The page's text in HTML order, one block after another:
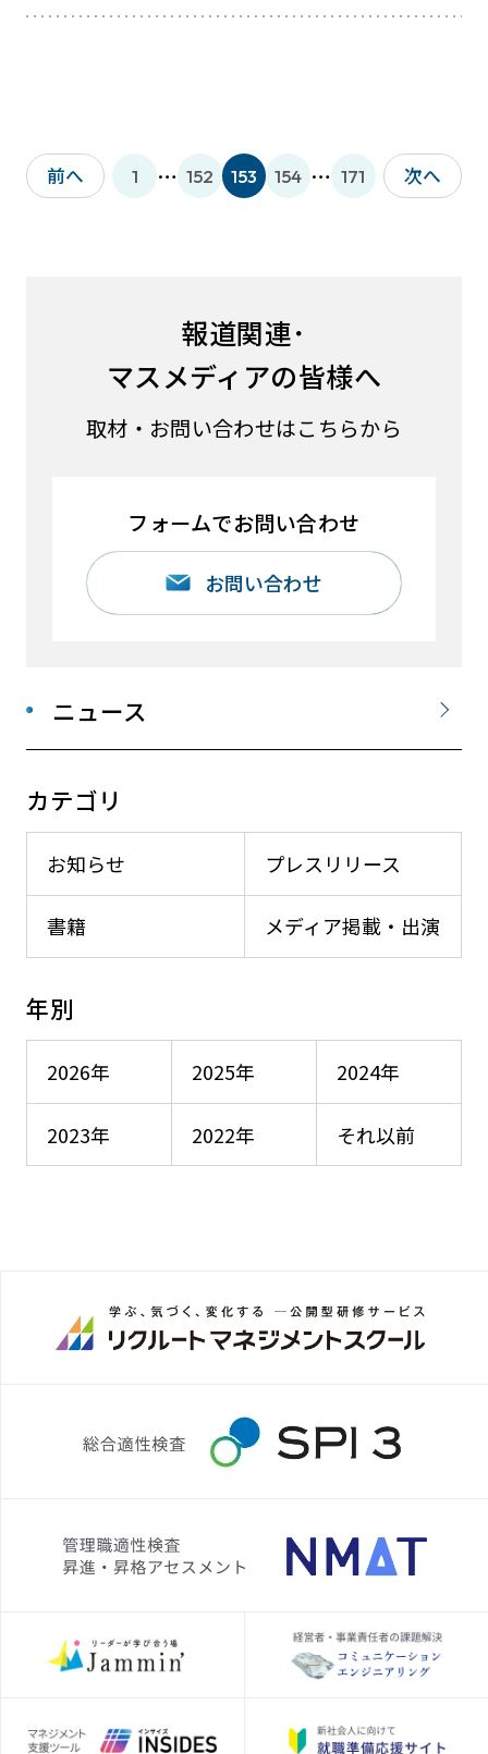
ニュース
カテゴリ
お知らせ プレスリリース
メディア掲載・出演
書籍
年別
2026年 2025年 2024年
2023年 2022年 それ以前
前へ 1 … 152 153 154 … 171 次へ
報道関連･
マスメディアの皆様へ
取材・お問い合わせはこちらから
フォームでお問い合わせ
お問い合わせ